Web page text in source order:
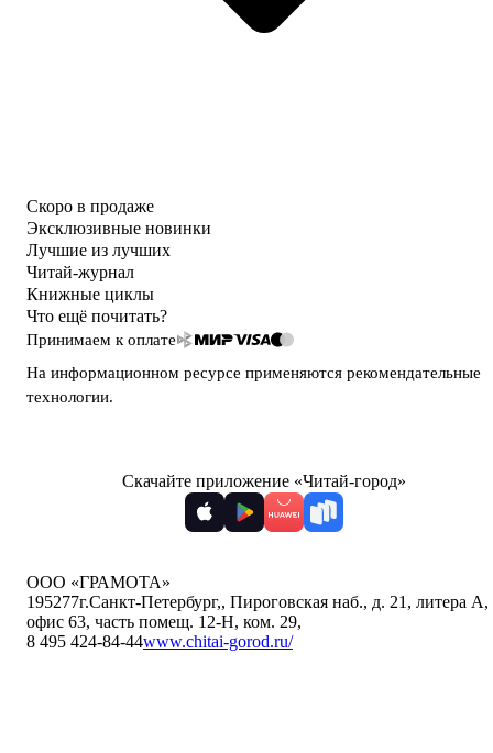
Скоро в продаже
Эксклюзивные новинки
Лучшие из лучших
Читай-журнал
Книжные циклы
Что ещё почитать?
Принимаем к оплате
На информационном ресурсе применяются рекомендательные
технологии.
Скачайте приложение «Читай-город»
ООО «ГРАМОТА»
195277г.Санкт-Петербург,, Пироговская наб., д. 21, литера А,
офис 63, часть помещ. 12-Н, ком. 29,
8 495 424-84-44www.chitai-gorod.ru/